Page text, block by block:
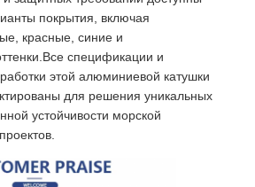
покрытия, включая
красные, синие и
спецификации и
этой алюминиевой катушки
для решения уникальных
устойчивости морской